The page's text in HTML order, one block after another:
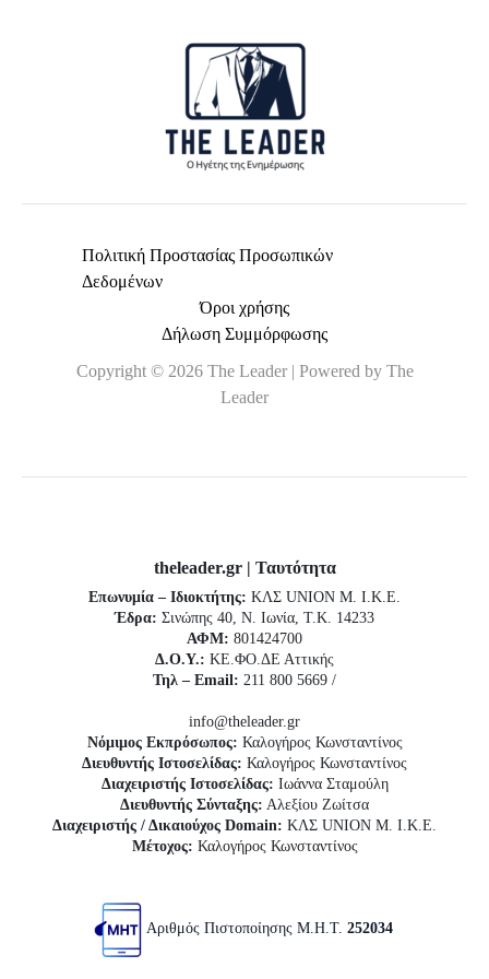
Πολιτική Προστασίας Προσωπικών
Δεδομένων
Όροι χρήσης
Δήλωση Συμμόρφωσης
Copyright © 2026 The Leader | Powered by The
Leader
theleader.gr | Ταυτότητα
Επωνυμία – Ιδιοκτήτης: ΚΛΣ UNION Μ. Ι.Κ.Ε.
Έδρα: Σινώπης 40, Ν. Ιωνία, Τ.Κ. 14233
ΑΦΜ: 801424700
Δ.Ο.Υ.: ΚΕ.ΦΟ.ΔΕ Αττικής
Τηλ – Email: 211 800 5669 /
info@theleader.gr
Νόμιμος Εκπρόσωπος: Καλογήρος Κωνσταντίνος
Διευθυντής Ιστοσελίδας: Καλογήρος Κωνσταντίνος
Διαχειριστής Ιστοσελίδας: Ιωάννα Σταμούλη
Διευθυντής Σύνταξης: Αλεξίου Ζωίτσα
Διαχειριστής / Δικαιούχος Domain: ΚΛΣ UNION Μ. Ι.Κ.Ε.
Μέτοχος: Καλογήρος Κωνσταντίνος
Αριθμός Πιστοποίησης Μ.Η.Τ. 252034